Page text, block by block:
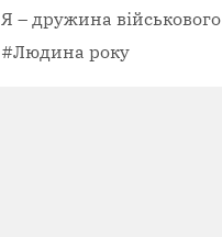
Я – дружина військового
#Людина року